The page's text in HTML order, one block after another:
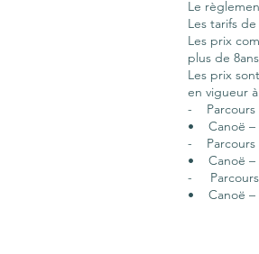
Le
Les tarifs
Les prix
plus de
Les prix
en vigueur
- Parcours
• Canoë –
- Parcours
• Canoë –
- Parcours
• Canoë –